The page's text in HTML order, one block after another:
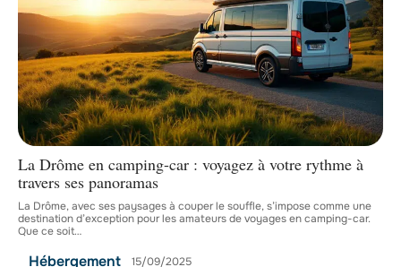
La Drôme en camping-car : voyagez à votre rythme à
travers ses panoramas
La Drôme, avec ses paysages à couper le souffle, s’impose comme une
destination d’exception pour les amateurs de voyages en camping-car.
Que ce soit…
Hébergement 15/09/2025